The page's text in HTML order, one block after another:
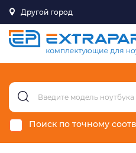
Другой город
Поиск по точному